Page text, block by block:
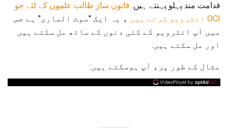
قدامت مند پہلو پہنتے ہیں. قانون ساز طالب علموں کے لئے جو
OCI انٹرویو کرتے ہیں
، یہ ایک "سوٹ الماری" ہے جس
میں آپ انٹرویو کے کئی دنوں کے ساتھ مل سکتے ہیں
اور مل سکتے ہیں.
مثال کے طور پر، آپ ہوسکتے ہیں: